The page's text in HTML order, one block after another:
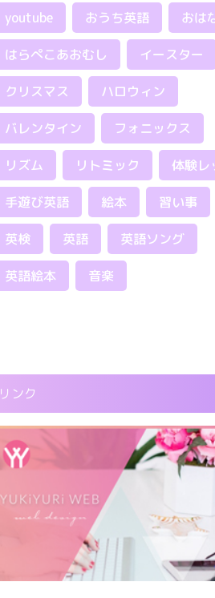
youtube おうち英語 おは
はらぺこあおむし イースター
クリスマス ハロウィン
バレンタイン フォニックス
リズム リトミック 体験レ
手遊び英語 絵本 習い事
英検 英語 英語ソング
英語絵本 音楽
リンク